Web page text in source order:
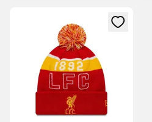
Åbner en Modal til at logge